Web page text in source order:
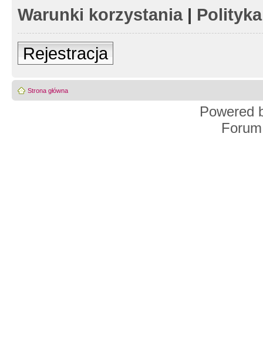
Warunki korzystania|
Rejestracja
Strona główna
Powered